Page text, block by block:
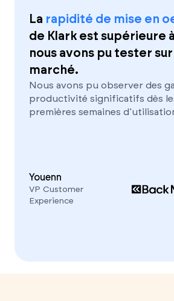
La rapidité de mise en
de Klark est supérieure
nous avons pu tester sur
marché.
Nous avons pu observer des
productivité significatifs dès
premières semaines
Youenn
VP Customer
Experience